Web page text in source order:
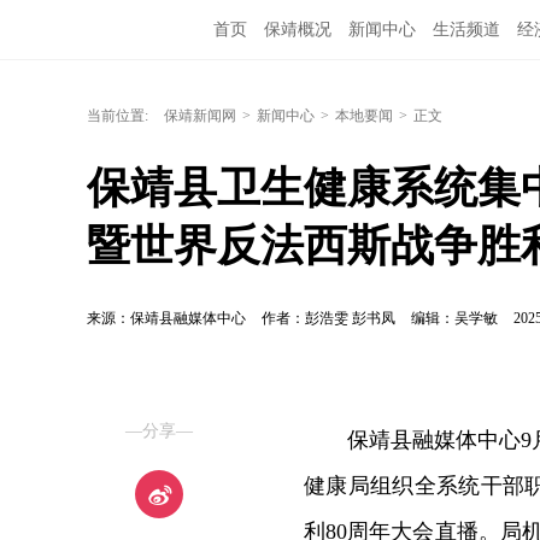
首页 保靖概况 新闻中心 生活频道 经
当前位置: 保靖新闻网 > 新闻中心 > 本地要闻 > 正文
保靖县卫生健康系统集
暨世界反法西斯战争胜
来源：保靖县融媒体中心 作者：彭浩雯 彭书凤 编辑：吴学敏
—分享—
保靖县融媒体中心
健康局组织全系统干部
利80周年大会直播。局